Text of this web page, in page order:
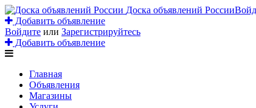
Доска объявлений России
Добавить объявление
Войдите или Зарегистрируйтесь
Добавить объявление
Главная
Объявления
Магазины